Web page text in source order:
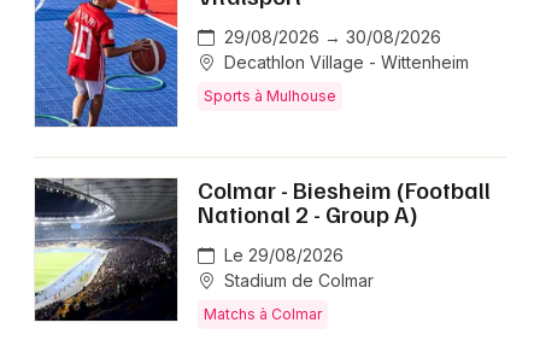
29/08/2026 → 30/08/2026
Decathlon Village - Wittenheim
Sports à Mulhouse
Colmar - Biesheim (Football
National 2 - Group A)
Le 29/08/2026
Stadium de Colmar
Matchs à Colmar